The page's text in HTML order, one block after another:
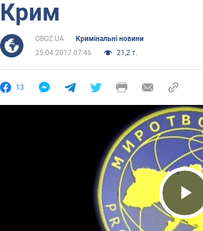
Крим
OBOZ.UA
Кримінальні новини
25.04.2017 07:46
21,2 т.
13